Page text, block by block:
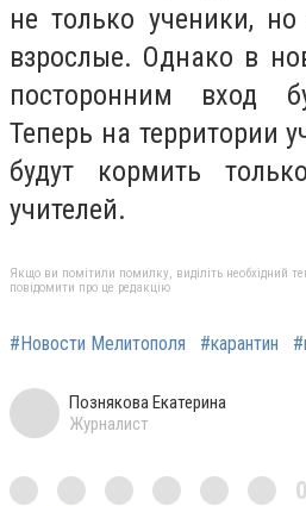
не только ученики,
взрослые. Однако в
посторонним вход
Теперь на территории
будут кормить
учителей.
Якщо ви помітили помилку, виділіть необхідний
повідомити про це редакцію
#Новости Мелитополя #карантин
Познякова Екатерина
Журналист